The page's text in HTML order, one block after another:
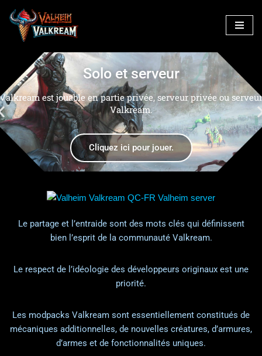
Aller
contenu
Solo et serveur
Valkream est jouable en partie privée, serveur privée ou serveur
Valkream.
Cliquez ici pour jouer.
Le partage et l’entraide sont des mots clés qui définissent
bien l’esprit de la communauté Valkream.
Le respect de l’idéologie des développeurs originaux est une
priorité.
Les modpacks Valkream sont essentiellement constitués de
mécaniques additionnelles, de nouvelles créatures, d’armures,
d’armes et de fonctionnalités uniques.